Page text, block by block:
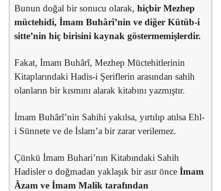
Bunun doğal bir sonucu olarak, hiçbir Mezhep
müctehidi, İmam Buhârî’nin ve diğer Kütüb-i
sitte’nin hiç birisini kaynak göstermemişlerdir.
Fakat, İmam Buhârî, Mezhep Müctehitlerinin
Kitaplarındaki Hadis-i Şeriflerin arasından sahih
olanların bir kısmını alarak kitabını yazmıştır.
İmam Buhârî’nin Sahihi yakılsa, yırtılıp atılsa Ehl-
i Sünnete ve de İslam’a bir zarar verilemez.
Çünkü İmam Buhari’nın Kitabındaki Sahih
Hadisler o doğmadan yaklaşık bir asır önce İmam
Âzam ve İmam Malik tarafından